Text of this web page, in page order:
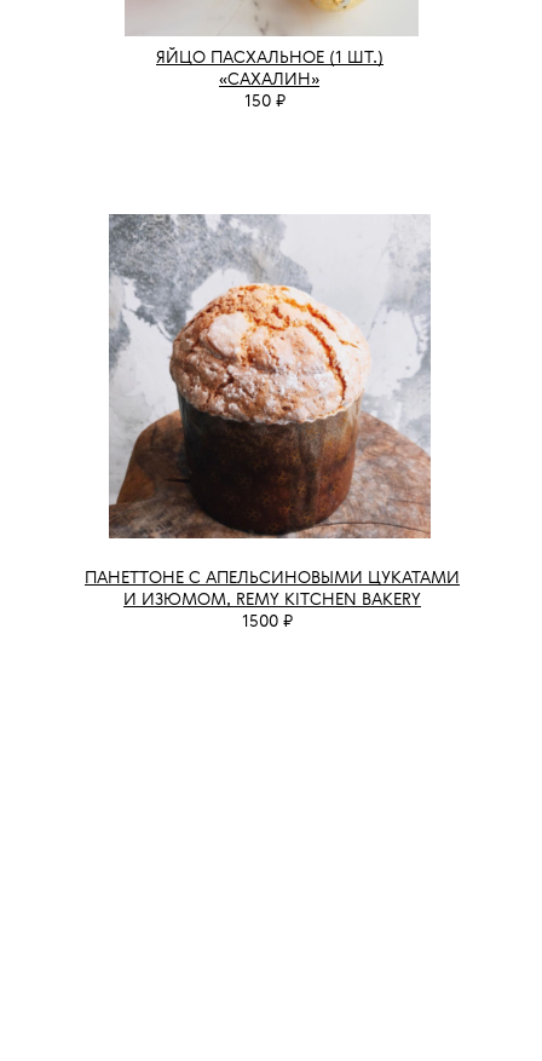
ЯЙЦО ПАСХАЛЬНОЕ (1 ШТ.)
«САХАЛИН»
150 ₽
ПАНЕТТОНЕ С АПЕЛЬСИНОВЫМИ ЦУКАТАМИ
И ИЗЮМОМ, REMY KITCHEN BAKERY
1500 ₽